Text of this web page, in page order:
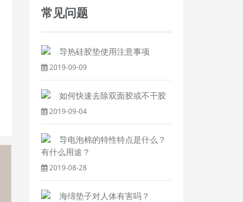
常见问题
导热硅胶垫使用注意事项
2019-09-09
如何快速去除双面胶或不干胶
2019-09-04
导电泡棉的特性特点是什么？
有什么用途？
2019-08-28
海绵垫子对人体有害吗？